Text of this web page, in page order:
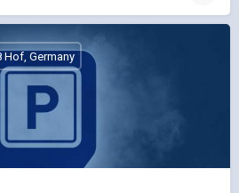
Hof, Germany